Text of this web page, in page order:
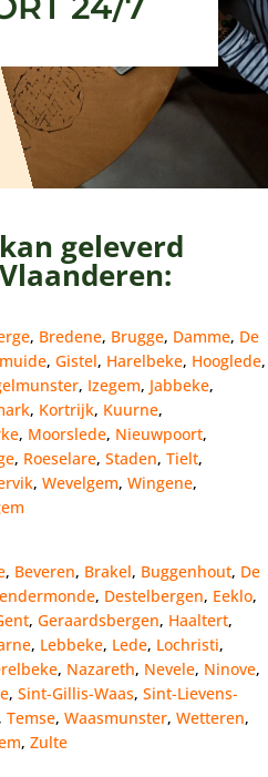
geleverd
, Bredene, Brugge, Damme, De
, Gistel, Harelbeke, Hooglede,
, Izegem, Jabbeke,
, Kortrijk, Kuurne,
, Moorslede, Nieuwpoort,
, Roeselare, Staden, Tielt,
, Wevelgem, Wingene,
, Beveren, Brakel, Buggenhout, De
, Destelbergen, Eeklo,
, Geraardsbergen, Haaltert,
, Lebbeke, Lede, Lochristi,
, Nazareth, Nevele, Ninove,
, Sint-Gillis-Waas, Sint-Lievens-
, Temse, Waasmunster, Wetteren,
, Zulte